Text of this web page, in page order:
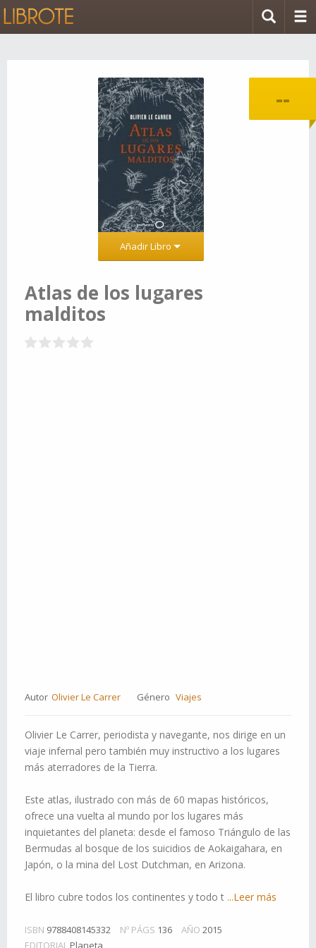
--
Añadir Libro
Atlas de los lugares
malditos
Autor Olivier Le Carrer Género Viajes
Olivier Le Carrer, periodista y navegante, nos dirige en un
viaje infernal pero también muy instructivo a los lugares
más aterradores de la Tierra.
Este atlas, ilustrado con más de 60 mapas históricos,
ofrece una vuelta al mundo por los lugares más
inquietantes del planeta: desde el famoso Triángulo de las
Bermudas al bosque de los suicidios de Aokaigahara, en
Japón, o la mina del Lost Dutchman, en Arizona.
El libro cubre todos los continentes y todo t ...Leer más
ISBN 9788408145332 Nº PÁGS 136 AÑO 2015
EDITORIAL Planeta